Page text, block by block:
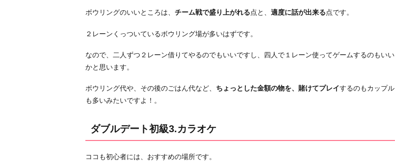
級
カ
オ
ケ
ダ
ブ
ー
中
ボウリングのいいところは、 チーム戦で盛り上がれる点と、 適度に話が出来る点です。
２レーンくっついているボウリング場が多いはずです。
なので、二人ずつ２レーン借りてやるのでもいいですし、四人で１レーン使ってゲームするのもいい
かと思います。
ボウリング代や、その後のごはん代など、 ちょっとした金額の物を、賭けてプレイするのもカップル
も多いみたいですよ！。
ダブルデート初級3.カラオケ
ココも初心者には、おすすめの場所です。